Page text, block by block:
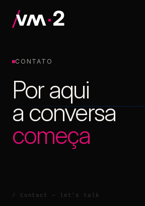
CONTATO
Por aqui
a conversa
começa